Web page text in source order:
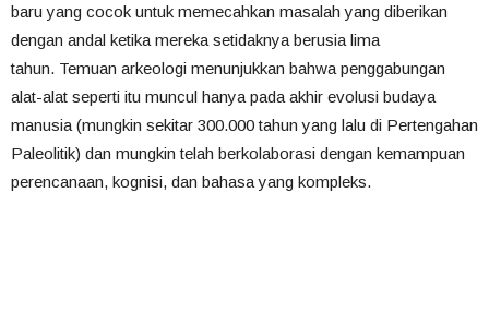
baru yang cocok untuk memecahkan masalah yang diberikan
dengan andal ketika mereka setidaknya berusia lima
tahun. Temuan arkeologi menunjukkan bahwa penggabungan
alat-alat seperti itu muncul hanya pada akhir evolusi budaya
manusia (mungkin sekitar 300.000 tahun yang lalu di Pertengahan
Paleolitik) dan mungkin telah berkolaborasi dengan kemampuan
perencanaan, kognisi, dan bahasa yang kompleks.